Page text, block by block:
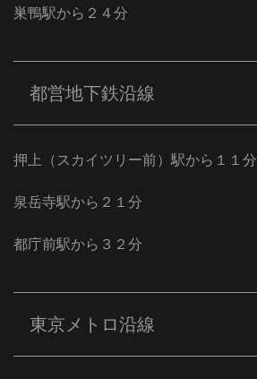
巣鴨駅から２４分
都営地下鉄沿線
押上（スカイツリー前）駅から１１分
泉岳寺駅から２１分
都庁前駅から３２分
東京メトロ沿線